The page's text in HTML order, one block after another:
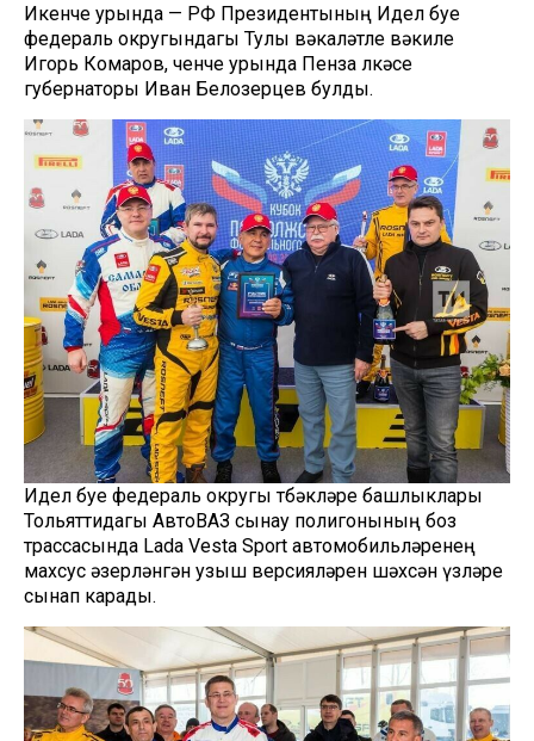
Икенче урында — РФ Президентының Идел буе
федераль округындагы Тулы вәкаләтле вәкиле
Игорь Комаров, өченче урында Пенза өлкәсе
губернаторы Иван Белозерцев булды.
Идел буе федераль округы төбәкләре башлыклары
Тольяттидагы АвтоВАЗ сынау полигонының боз
трассасында Lada Vesta Sport автомобильләренең
махсус әзерләнгән узыш версияләрен шәхсән үзләре
сынап карады.